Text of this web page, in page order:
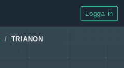
Logga in
TRIANON